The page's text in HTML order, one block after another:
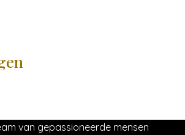
van gepassioneerde mensen